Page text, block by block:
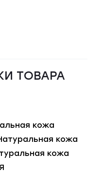
ТОВАРА
кожа
кожа
кожа